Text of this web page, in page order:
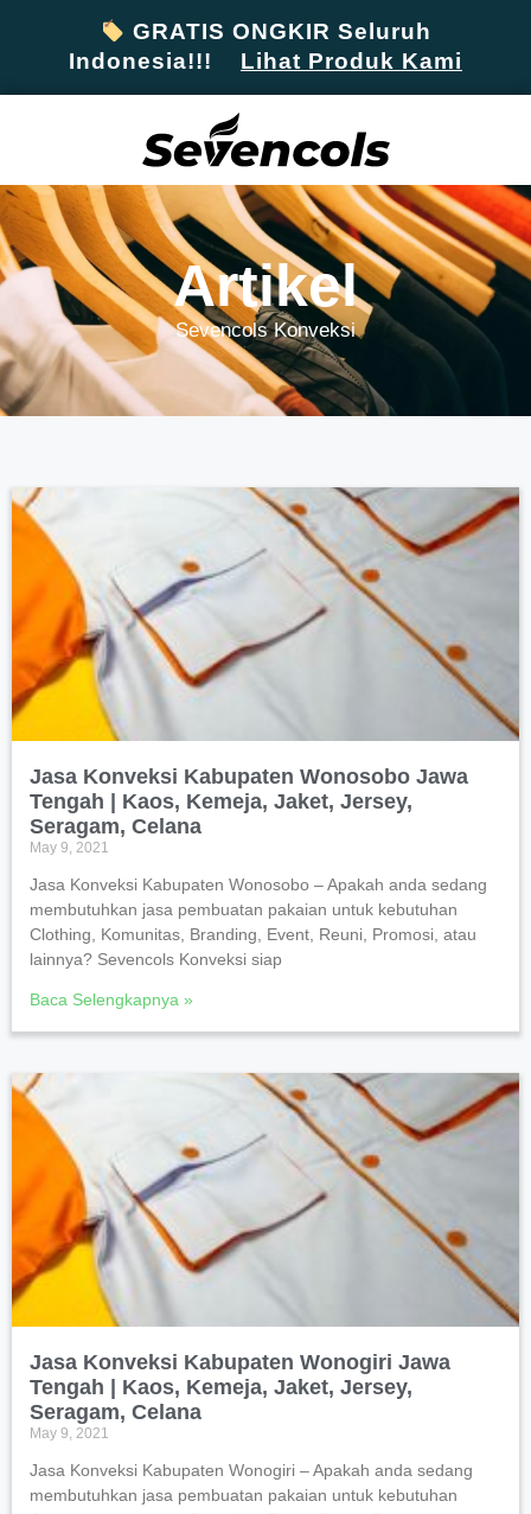
GRATIS ONGKIR Seluruh
Indonesia!!! Lihat Produk Kami
Artikel
Sevencols Konveksi
Jasa Konveksi Kabupaten Wonosobo Jawa
Tengah | Kaos, Kemeja, Jaket, Jersey,
Seragam, Celana
May 9, 2021
Jasa Konveksi Kabupaten Wonosobo – Apakah anda sedang
membutuhkan jasa pembuatan pakaian untuk kebutuhan
Clothing, Komunitas, Branding, Event, Reuni, Promosi, atau
lainnya? Sevencols Konveksi siap
Baca Selengkapnya »
Jasa Konveksi Kabupaten Wonogiri Jawa
Tengah | Kaos, Kemeja, Jaket, Jersey,
Seragam, Celana
May 9, 2021
Jasa Konveksi Kabupaten Wonogiri – Apakah anda sedang
membutuhkan jasa pembuatan pakaian untuk kebutuhan